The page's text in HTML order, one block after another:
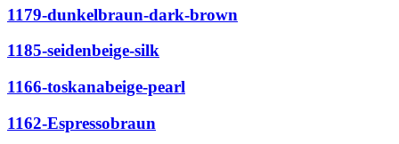
1179-dunkelbraun-dark-brown
1185-seidenbeige-silk
1166-toskanabeige-pearl
1162-Espressobraun